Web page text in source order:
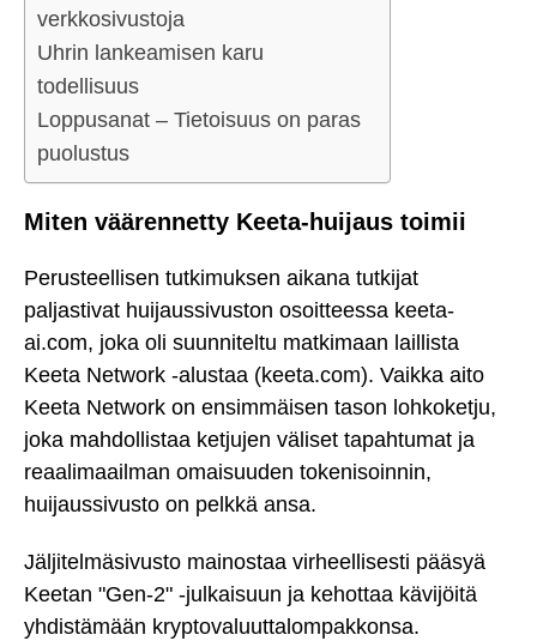
verkkosivustoja
Uhrin lankeamisen karu
todellisuus
Loppusanat – Tietoisuus on paras
puolustus
Miten väärennetty Keeta-huijaus toimii
Perusteellisen tutkimuksen aikana tutkijat
paljastivat huijaussivuston osoitteessa keeta-
ai.com, joka oli suunniteltu matkimaan laillista
Keeta Network -alustaa (keeta.com). Vaikka aito
Keeta Network on ensimmäisen tason lohkoketju,
joka mahdollistaa ketjujen väliset tapahtumat ja
reaalimaailman omaisuuden tokenisoinnin,
huijaussivusto on pelkkä ansa.
Jäljitelmäsivusto mainostaa virheellisesti pääsyä
Keetan "Gen-2" -julkaisuun ja kehottaa kävijöitä
yhdistämään kryptovaluuttalompakkonsa.